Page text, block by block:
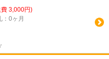
3,000円)
：0ヶ月